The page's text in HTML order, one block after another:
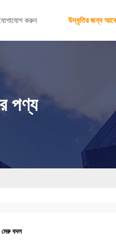
করুন উদ্ধৃতির জন্য
পণ্য
বদল